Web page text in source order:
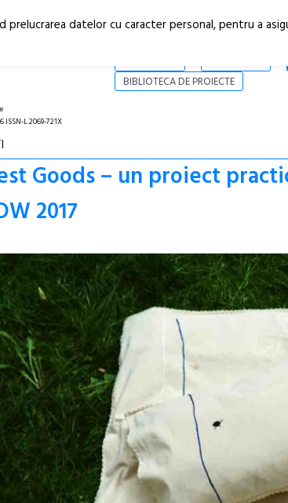
BIBLIOTECA DE PROIECTE
ISSN-L 2069-721X
Goods – un proiect
2017
prelucrarea datelor cu caracter personal, pentru a